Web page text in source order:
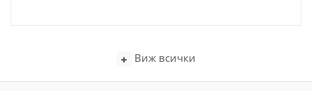
Виж всички